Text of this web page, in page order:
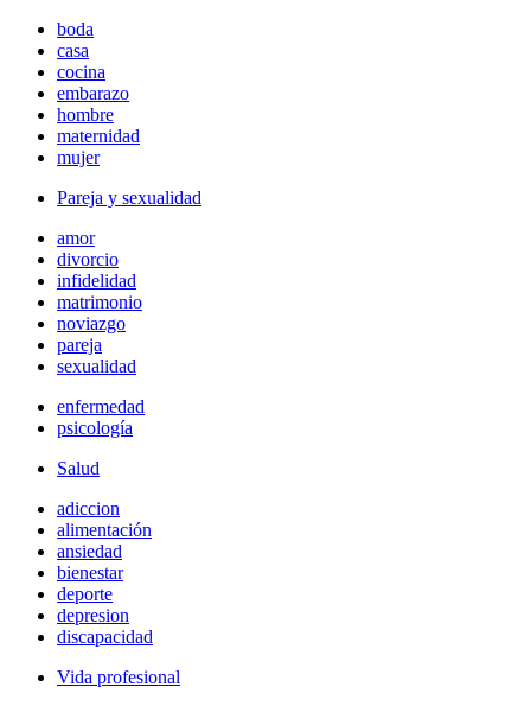
boda
casa
cocina
embarazo
hombre
maternidad
mujer
Pareja y sexualidad
amor
divorcio
infidelidad
matrimonio
noviazgo
pareja
sexualidad
enfermedad
psicología
Salud
adiccion
alimentación
ansiedad
bienestar
deporte
depresion
discapacidad
Vida profesional